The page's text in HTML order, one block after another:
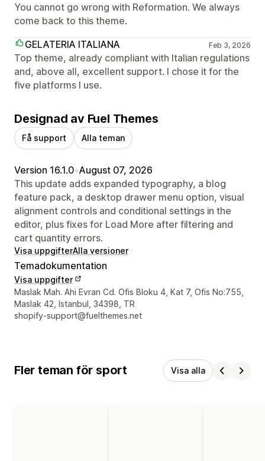
You cannot go wrong with Reformation. We always
come back to this theme.
GELATERIA ITALIANA
Feb 3, 2026
Top theme, already compliant with Italian regulations
and, above all, excellent support. I chose it for the
five platforms I use.
Designad av Fuel Themes
Få support Alla teman
Version 16.1.0•August 07, 2026
This update adds expanded typography, a blog
feature pack, a desktop drawer menu option, visual
alignment controls and conditional settings in the
editor, plus fixes for Load More after filtering and
cart quantity errors.
Visa uppgifterAlla versioner
Temadokumentation
Visa uppgifter
Designerns kontaktuppgifter
Maslak Mah. Ahi Evran Cd. Ofis Bloku 4, Kat 7, Ofis No:755,
Maslak 42, Istanbul, 34398, TR
shopify-support@fuelthemes.net
Fler teman för sport Visa alla